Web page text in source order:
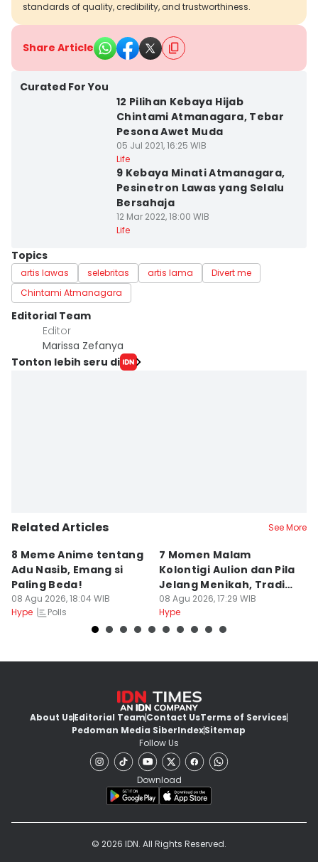
standards of quality, credibility, and trustworthiness.
Share Article
Curated For You
12 Pilihan Kebaya Hijab
Chintami Atmanagara, Tebar
Pesona Awet Muda
05 Jul 2021, 16:25 WIB
Life
9 Kebaya Minati Atmanagara,
Pesinetron Lawas yang Selalu
Bersahaja
12 Mar 2022, 18:00 WIB
Life
Topics
artis lawas selebritas artis lama
Divert me
Chintami Atmanagara
Editorial Team
Editor
Marissa Zefanya
Tonton lebih seru di
Related Articles See More
8 Meme Anime tentang
Adu Nasib, Emang si
Paling Beda!
08 Agu 2026, 18:04 WIB
Hype
Polls
7 Momen Malam
Kolontigi Aulion dan Pila
Jelang Menikah, Tradisi
Adat Kaili
08 Agu 2026, 17:29 WIB
Hype
About UsEditorial TeamContact UsTerms of Services
Pedoman Media SiberIndexSitemap
Follow Us
Download
© 2026 IDN. All Rights Reserved.